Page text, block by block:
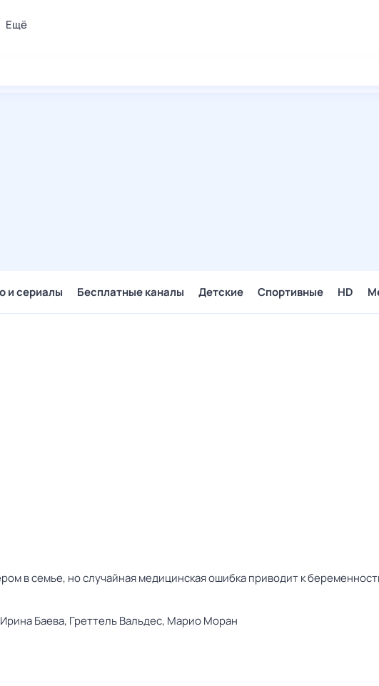
Ещё
и сериалы Бесплатные каналы Детские Спортивные HD
в семье, но случайная медицинская ошибка приводит к
Ирина Баева, Греттель Вальдес, Марио Моран